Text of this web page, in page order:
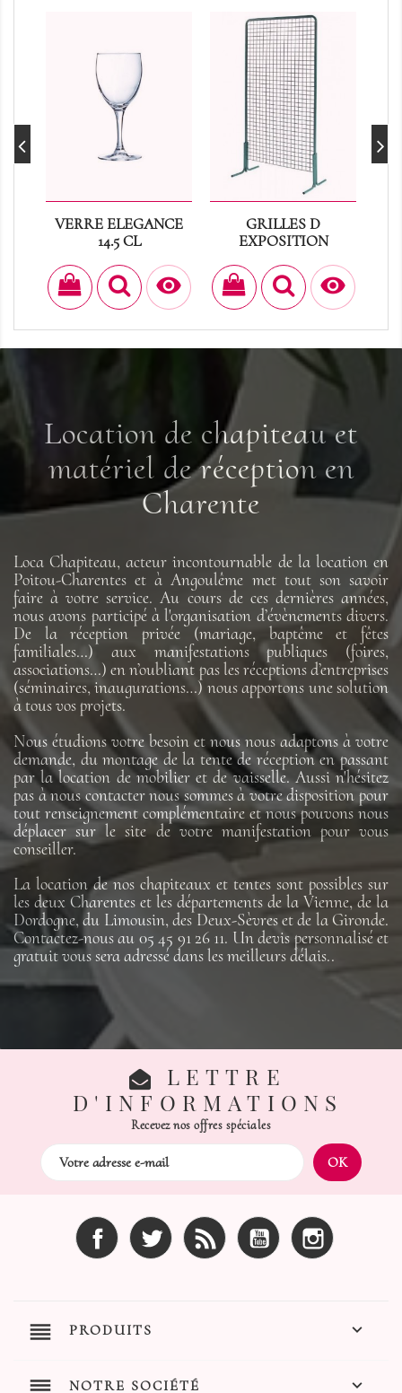
VERRE ELEGANCE
14.5 CL
Prix
0,30 €

GRILLES D
EXPOSITION
Prix
12,00 €

Location de chapiteau et
matériel de réception en
Charente
Loca Chapiteau, acteur incontournable de la location en
Poitou-Charentes et à Angoulême met tout son savoir
faire à votre service. Au cours de ces dernières années,
nous avons participé à l'organisation d’évènements divers.
De la réception privée (mariage, baptême et fêtes
familiales…) aux manifestations publiques (foires,
associations…) en n’oubliant pas les réceptions d’entreprises
(séminaires, inaugurations…) nous apportons une solution
à tous vos projets.
Nous étudions votre besoin et nous nous adaptons à votre
demande, du montage de la tente de réception en passant
par la location de mobilier et de vaisselle. Aussi n'hésitez
pas à nous contacter nous sommes à votre disposition pour
tout renseignement complémentaire et nous pouvons nous
déplacer sur le site de votre manifestation pour vous
conseiller.
La location de nos chapiteaux et tentes sont possibles sur
les deux Charentes et les départements de la Vienne, de la
Dordogne, du Limousin, des Deux-Sèvres et de la Gironde.
Contactez-nous au 05 45 91 26 11. Un devis personnalisé et
gratuit vous sera adressé dans les meilleurs délais..
LETTRE
D'INFORMATIONS
Recevez nos offres spéciales
Facebook Twitter Rss YouTube
reorder PRODUITS 
reorder NOTRE SOCIÉTÉ 